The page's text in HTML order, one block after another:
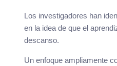
Los investigadores han
en la idea de que el
descanso.
Un enfoque ampliamente